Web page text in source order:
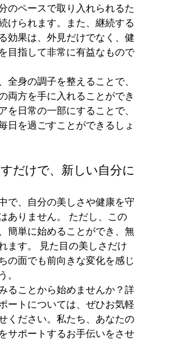
のペースで取り入れられるた
けられます。また、継続する
効果は、外見だけでなく、健
目指して非常に有益なもので
全身の調子を整えることで、
両方を手に入れることができ
を日常の一部にすることで、
日を過ごすことができるしょ
だけで、新しい自分に
で、自分の美しさや健康を守
ありません。 ただし、この
簡単に始めることができ、無
ます。 見た目の美しさだけ
の面でも前向きな変化を感じ
。
ることから始めませんか？詳
ートについては、ぜひお気軽
ください。私たち、あなたの
サポートするお手伝いをさせ